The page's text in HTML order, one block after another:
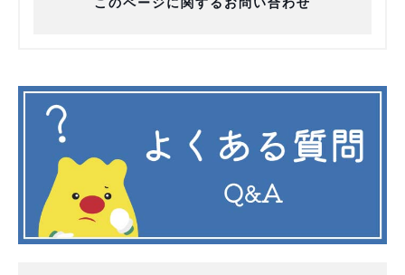
このページに関するお問い合わせ